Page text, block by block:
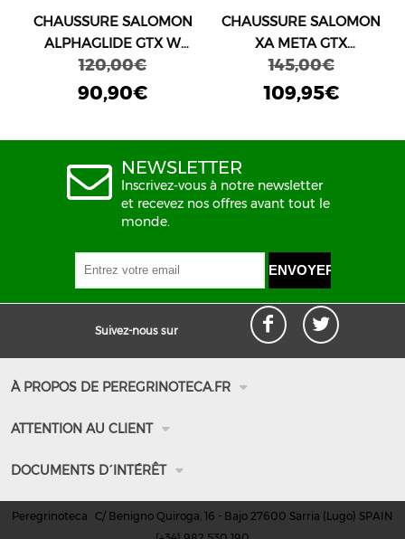
CHAUSSURE SALOMON
ALPHAGLIDE GTX W
BEIGE/ROSE
120,00€
90,90€
CHAUSSURE SALOMON
XA META GTX
FABRIQUÉE EN
FRANCE,
MARRON/NOIR
145,00€
109,95€
NEWSLETTER
Inscrivez-vous à notre newsletter
et recevez nos offres avant tout le
monde.
Suivez-nous sur
À PROPOS DE PEREGRINOTECA.FR
Comment arriver
ATTENTION AU CLIENT
Information de contact
Moyen de paiement
DOCUMENTS D´INTÉRÊT
Conditions d'achat
Conditions d'utilisation et de navigation
Peregrinoteca C/ Benigno Quiroga, 16 - Bajo 27600 Sarria (Lugo) SPAIN